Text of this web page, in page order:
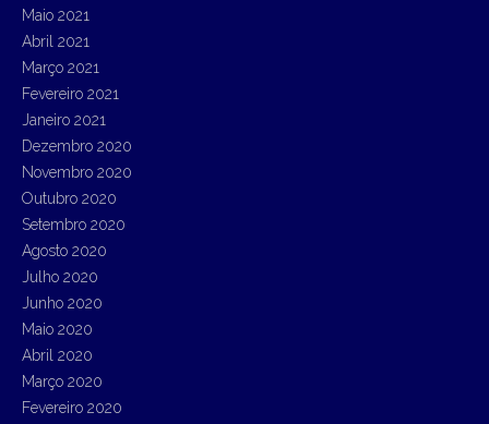
Maio 2021
Abril 2021
Março 2021
Fevereiro 2021
Janeiro 2021
Dezembro 2020
Novembro 2020
Outubro 2020
Setembro 2020
Agosto 2020
Julho 2020
Junho 2020
Maio 2020
Abril 2020
Março 2020
Fevereiro 2020